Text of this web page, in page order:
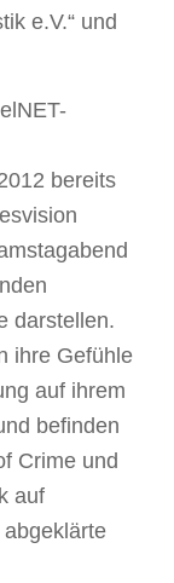
e.V.“ und
bereits
darstellen.
ihre Gefühle
auf ihrem
befinden
Crime und
auf